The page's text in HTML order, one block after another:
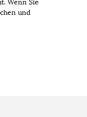
und